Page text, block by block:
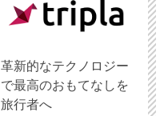
革新的なテクノロジー
で最高のおもてなしを
旅行者へ